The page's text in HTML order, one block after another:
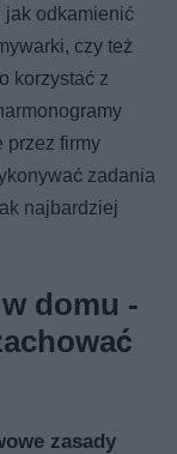
jak odkamienić
czy też
korzystać z
przez firmy
zadania
najbardziej
domu -
zasady